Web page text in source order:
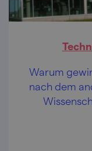
Warum
nach dem